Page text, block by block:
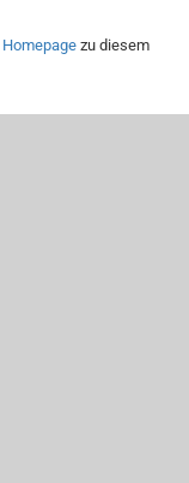
Homepage zu diesem